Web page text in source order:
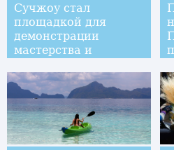
Сучжоу стал
площадкой для
демонстрации
мастерства и
школьников со всего
Китая